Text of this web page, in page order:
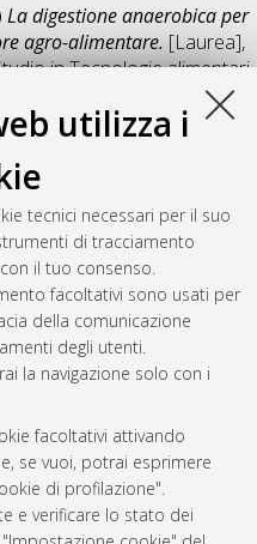
utilizza i
tecnici necessari per il suo
di tracciamento
il tuo consenso.
facoltativi sono usati per
della comunicazione
degli utenti.
la navigazione solo con i
facoltativi attivando
se vuoi, potrai esprimere
di profilazione".
e verificare lo stato dei
La digestione anaerobica per
agro-alimentare. [Laurea],
inTecnologie alimentari
full-text non disponibile
Condividi
dell'autore. (